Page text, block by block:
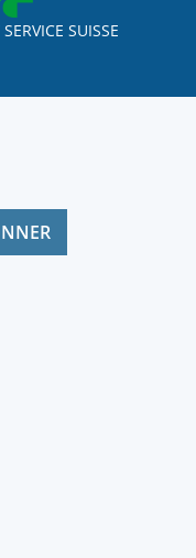
SUISSE